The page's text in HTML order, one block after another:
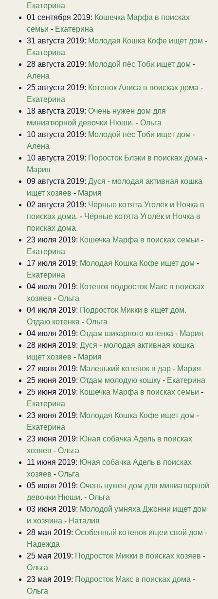
Екатерина
01 сентября 2019: Кошечка Марфа в поисках
семьи - Екатерина
31 августа 2019: Молодая Кошка Кофе ищет дом -
Екатерина
28 августа 2019: Молодой пёс Тоби ищет дом -
Алена
25 августа 2019: Котенок Алиса в поисках дома -
Екатерина
18 августа 2019: Очень нужен дом для
миниатюрной девочки Нюши. - Ольга
10 августа 2019: Молодой пёс Тоби ищет дом -
Алена
10 августа 2019: Поросток Блэки в поисках дома -
Мария
09 августа 2019: Дуся - молодая активная кошка
ищет хозяев - Мария
02 августа 2019: Чёрные котята Уголёк и Ночка в
поисках дома. - Чёрные котята Уголёк и Ночка в
поисках дома.
23 июля 2019: Кошечка Марфа в поисках семьи -
Екатерина
17 июля 2019: Молодая Кошка Кофе ищет дом -
Екатерина
04 июля 2019: Котенок подросток Макс в поисках
хозяев - Ольга
04 июля 2019: Подросток Микки в ищет дом.
Отдаю котенка - Ольга
04 июля 2019: Отдам шикарного котенка - Мария
28 июня 2019: Дуся - молодая активная кошка
ищет хозяев - Мария
27 июня 2019: Маленький котенок в дар - Мария
25 июня 2019: Отдам молодую кошку - Екатерина
25 июня 2019: Кошечка Марфа в поисках семьи -
Екатерина
23 июня 2019: Молодая Кошка Кофе ищет дом -
Екатерина
23 июня 2019: Юная собачка Адель в поисках
хозяев - Ольга
11 июня 2019: Юная собачка Адель в поисках
хозяев - Ольга
05 июня 2019: Очень нужен дом для миниатюрной
девочки Нюши. - Ольга
03 июня 2019: Молодой умняха Джонни ищет дом
и хозяина - Наталия
28 мая 2019: Особенный котенок ищеи свой дом -
Надежда
25 мая 2019: Подросток Микки в поисках хозяев -
Ольга
23 мая 2019: Подросток Макс в поисках дома -
Ольга